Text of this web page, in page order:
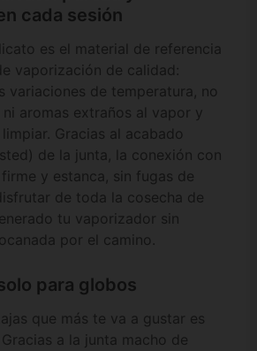
cada sesión
es el material de referencia
vaporización de calidad:
variaciones de temperatura, no
aromas extraños al vapor y
Gracias al acabado
de la junta, la conexión con
y estanca, sin fugas de
de toda la cosecha de
tu vaporizador sin
por el camino.
para globos
que más te va a gustar es
a la junta macho de